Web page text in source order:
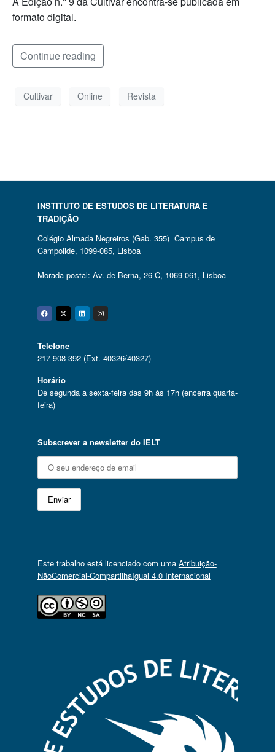
formato digital.
Continue reading
Cultivar Online Revista
INSTITUTO DE ESTUDOS DE LITERATURA E
TRADIÇÃO
Colégio Almada Negreiros (Gab. 355) Campus de
Campolide, 1099-085, Lisboa
Morada postal: Av. de Berna, 26 C, 1069-061, Lisboa
Facebook
Twitter
Linkedin
Instagram
Telefone
217 908 392 (Ext. 40326/40327)
Horário
De segunda a sexta-feira das 9h às 17h (encerra quarta-
feira)
Subscrever a newsletter do IELT
Este trabalho está licenciado com uma Atribuição-
NãoComercial-CompartilhaIgual 4.0 Internacional